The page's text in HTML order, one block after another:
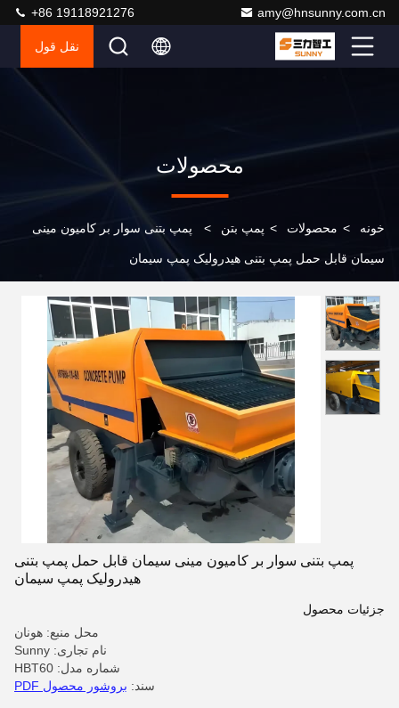
amy@hnsunny.com.cn
+86 19118921276
نقل قول
محصولات
خونه > محصولات > پمپ بتن > پمپ بتنی سوار بر کامیون مینی
سیمان قابل حمل پمپ بتنی هیدرولیک پمپ سیمان
پمپ بتنی سوار بر کامیون مینی سیمان قابل حمل پمپ بتنی
هیدرولیک پمپ سیمان
جزئیات محصول
محل منبع: هونان
نام تجاری: Sunny
شماره مدل: HBT60
سند: بروشور محصول PDF